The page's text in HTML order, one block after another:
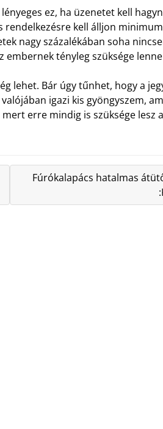
ez, ha üzenetet kell
rendelkezésre kell álljon
nagy százalékában soha
embernek tényleg szüksége
lehet. Bár úgy tűnhet, hogy a
igazi kis gyöngyszem,
erre mindig is szüksége lesz
Fúrókalapács hatalmas